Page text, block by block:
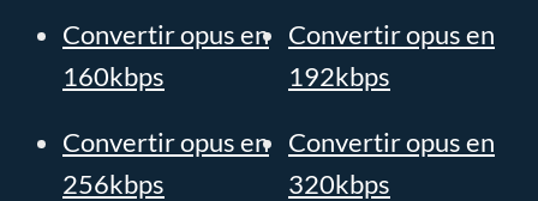
Convertir opus en
160kbps
Convertir opus en
192kbps
Convertir opus en
256kbps
Convertir opus en
320kbps